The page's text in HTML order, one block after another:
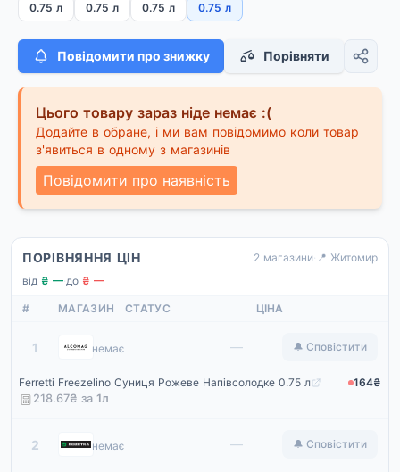
0.75 л 0.75 л 0.75 л 0.75 л
Повідомити про знижку Порівняти
Цього товару зараз ніде немає :(
Додайте в обране, і ми вам повідомимо коли товар
з'явиться в одному з магазинів
Повідомити про наявність
ПОРІВНЯННЯ ЦІН 2 магазини· 📍 Житомир
від ₴ —·до ₴ —
# МАГАЗИН СТАТУС ЦІНА
1 Alcomag
немає — 🔔 Сповістити
Ferretti Freezelino Суниця Рожеве Напівсолодке 0.75 л
164₴
218.67₴ за 1л
2 Rozetka
немає — 🔔 Сповістити